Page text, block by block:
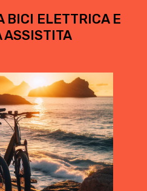
BICI ELETTRICA E
ASSISTITA